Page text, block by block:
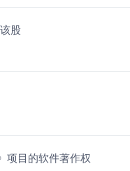
股
项目的软件著作权